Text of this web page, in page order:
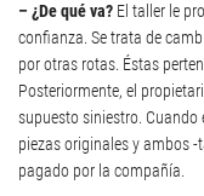
– ¿De qué va? El taller le
confianza. Se trata de
por otras rotas. Éstas
Posteriormente, el
supuesto siniestro. Cuando
piezas originales y ambos -
pagado por la compañía.